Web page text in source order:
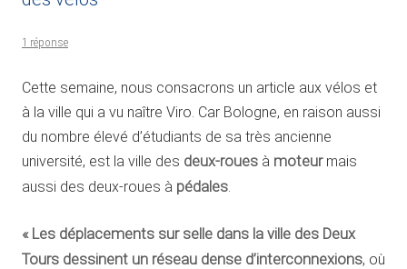
1 réponse
Cette semaine, nous consacrons un article aux vélos et
à la ville qui a vu naître Viro. Car Bologne, en raison aussi
du nombre élevé d’étudiants de sa très ancienne
université, est la ville des deux-roues à moteurmais
aussi des deux-roues à pédales
« Les déplacements sur selle dans la ville des Deux
Tours dessinent un réseau dense d’interconnexions, où